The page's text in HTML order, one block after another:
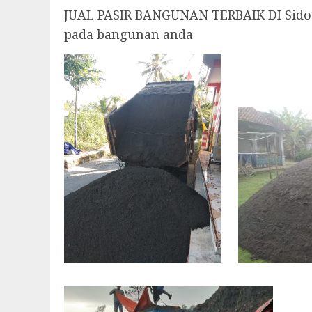
JUAL PASIR BANGUNAN TERBAIK DI
pada bangunan anda